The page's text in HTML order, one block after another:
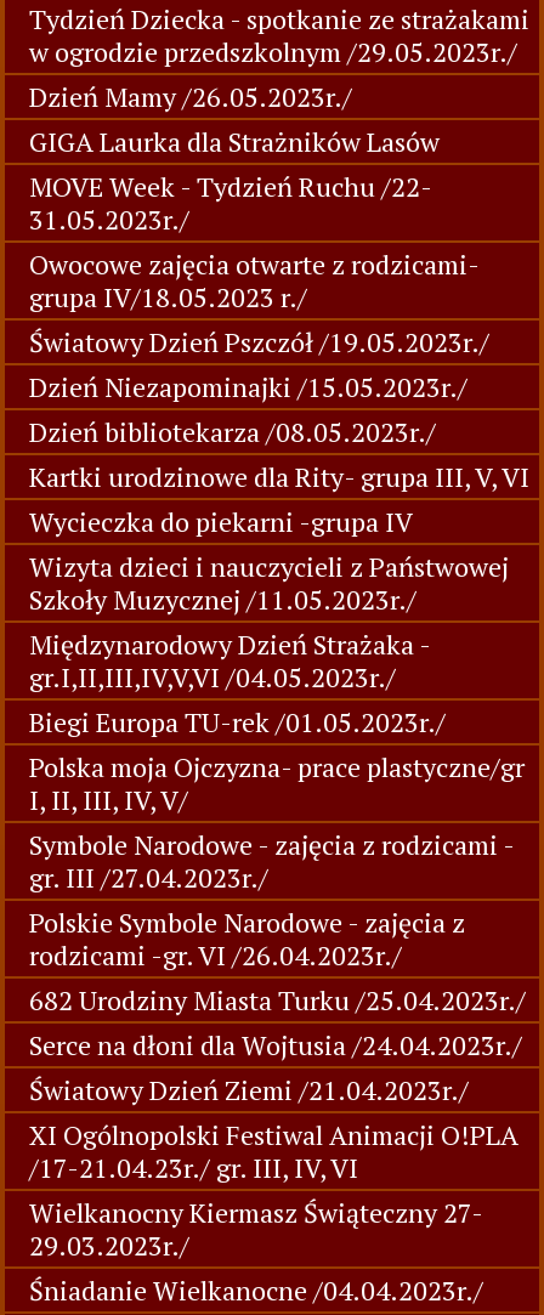
Tydzień Dziecka - spotkanie ze strażakami
w ogrodzie przedszkolnym /29.05.2023r./
Dzień Mamy /26.05.2023r./
GIGA Laurka dla Strażników Lasów
MOVE Week - Tydzień Ruchu /22-
31.05.2023r./
Owocowe zajęcia otwarte z rodzicami-
grupa IV/18.05.2023 r./
Światowy Dzień Pszczół /19.05.2023r./
Dzień Niezapominajki /15.05.2023r./
Dzień bibliotekarza /08.05.2023r./
Kartki urodzinowe dla Rity- grupa III, V, VI
Wycieczka do piekarni -grupa IV
Wizyta dzieci i nauczycieli z Państwowej
Szkoły Muzycznej /11.05.2023r./
Międzynarodowy Dzień Strażaka -
gr.I,II,III,IV,V,VI /04.05.2023r./
Biegi Europa TU-rek /01.05.2023r./
Polska moja Ojczyzna- prace plastyczne/gr
I, II, III, IV, V/
Symbole Narodowe - zajęcia z rodzicami -
gr. III /27.04.2023r./
Polskie Symbole Narodowe - zajęcia z
rodzicami -gr. VI /26.04.2023r./
682 Urodziny Miasta Turku /25.04.2023r./
Serce na dłoni dla Wojtusia /24.04.2023r./
Światowy Dzień Ziemi /21.04.2023r./
XI Ogólnopolski Festiwal Animacji O!PLA
/17-21.04.23r./ gr. III, IV, VI
Wielkanocny Kiermasz Świąteczny 27-
29.03.2023r./
Śniadanie Wielkanocne /04.04.2023r./